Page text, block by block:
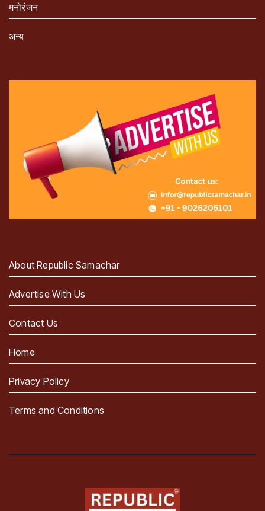
मनोरंजन
अन्य
About Republic Samachar
Advertise With Us
Contact Us
Home
Privacy Policy
Terms and Conditions